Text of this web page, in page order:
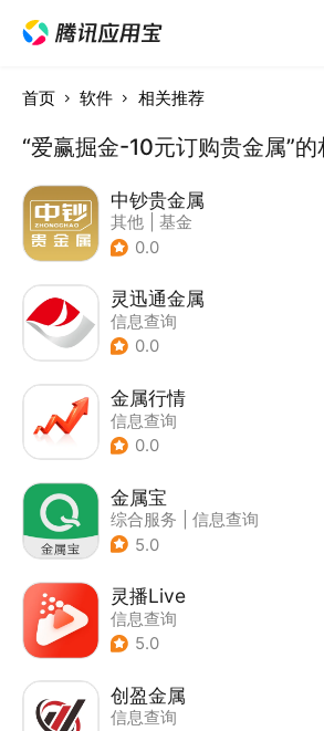
首页 软件 相关推荐
“爱赢掘金-10元订购贵金属”
中钞贵金属
其他
基金
0.0
灵迅通金属
信息查询
0.0
金属行情
信息查询
0.0
金属宝
综合服务
信息查询
5.0
灵播Live
信息查询
5.0
创盈金属
信息查询